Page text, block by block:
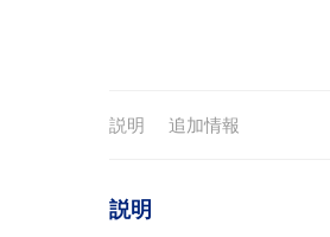
説明 追加情報
説明